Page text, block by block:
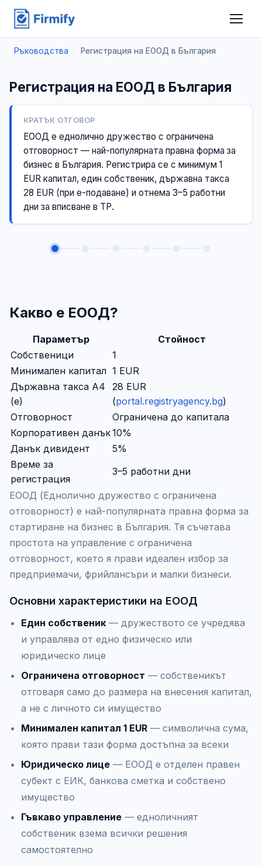
Ръководства Регистрация на ЕООД в България
Регистрация на ЕООД в България
КРАТЪК ОТГОВОР
ЕООД е еднолично дружество с ограничена
отговорност — най-популярната правна форма за
бизнес в България. Регистрира се с минимум 1
EUR капитал, един собственик, държавна такса
28 EUR (при е-подаване) и отнема 3–5 работни
дни за вписване в ТР.
Какво е ЕООД?
Параметър
Стойност
Собственици
1
Минимален капитал 1 EUR
Държавна такса А4
(е)
28 EUR
(portal.registryagency.bg)
Отговорност
Ограничена до капитала
Корпоративен данък10%
Данък дивидент
5%
Време за
регистрация
3–5 работни дни
ЕООД (Еднолично дружество с ограничена
отговорност) е най-популярната правна форма за
стартиране на бизнес в България. Тя съчетава
простота на управление с ограничена
отговорност, което я прави идеален избор за
предприемачи, фрийлансъри и малки бизнеси.
Основни характеристики на ЕООД
Един собственик — дружеството се учредява
и управлява от едно физическо или
юридическо лице
Ограничена отговорност — собственикът
отговаря само до размера на внесения капитал,
а не с личното си имущество
Минимален капитал 1 EUR — символична сума,
която прави тази форма достъпна за всеки
Юридическо лице — ЕООД е отделен правен
субект с ЕИК, банкова сметка и собствено
имущество
Гъвкаво управление — едноличният
собственик взема всички решения
самостоятелно